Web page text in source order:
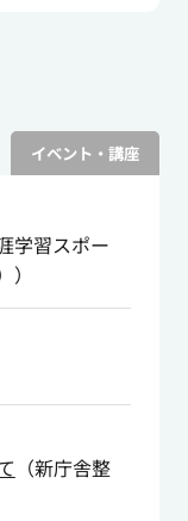
イベント・講座
学習スポー
）
（新庁舎整